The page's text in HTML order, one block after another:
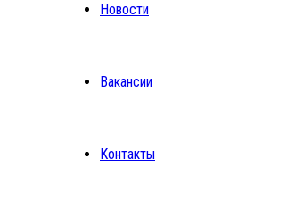
Новости
Вакансии
Контакты